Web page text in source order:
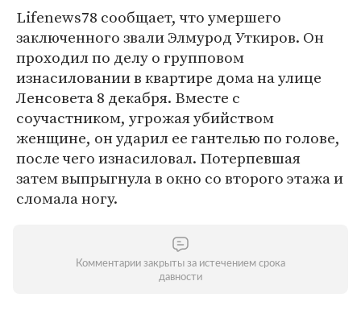
Lifenews78 сообщает, что умершего
заключенного звали Элмурод Уткиров. Он
проходил по делу о групповом
изнасиловании в квартире дома на улице
Ленсовета 8 декабря. Вместе с
соучастником, угрожая убийством
женщине, он ударил ее гантелью по голове,
после чего изнасиловал. Потерпевшая
затем выпрыгнула в окно со второго этажа и
сломала ногу.
Комментарии закрыты за истечением срока
давности